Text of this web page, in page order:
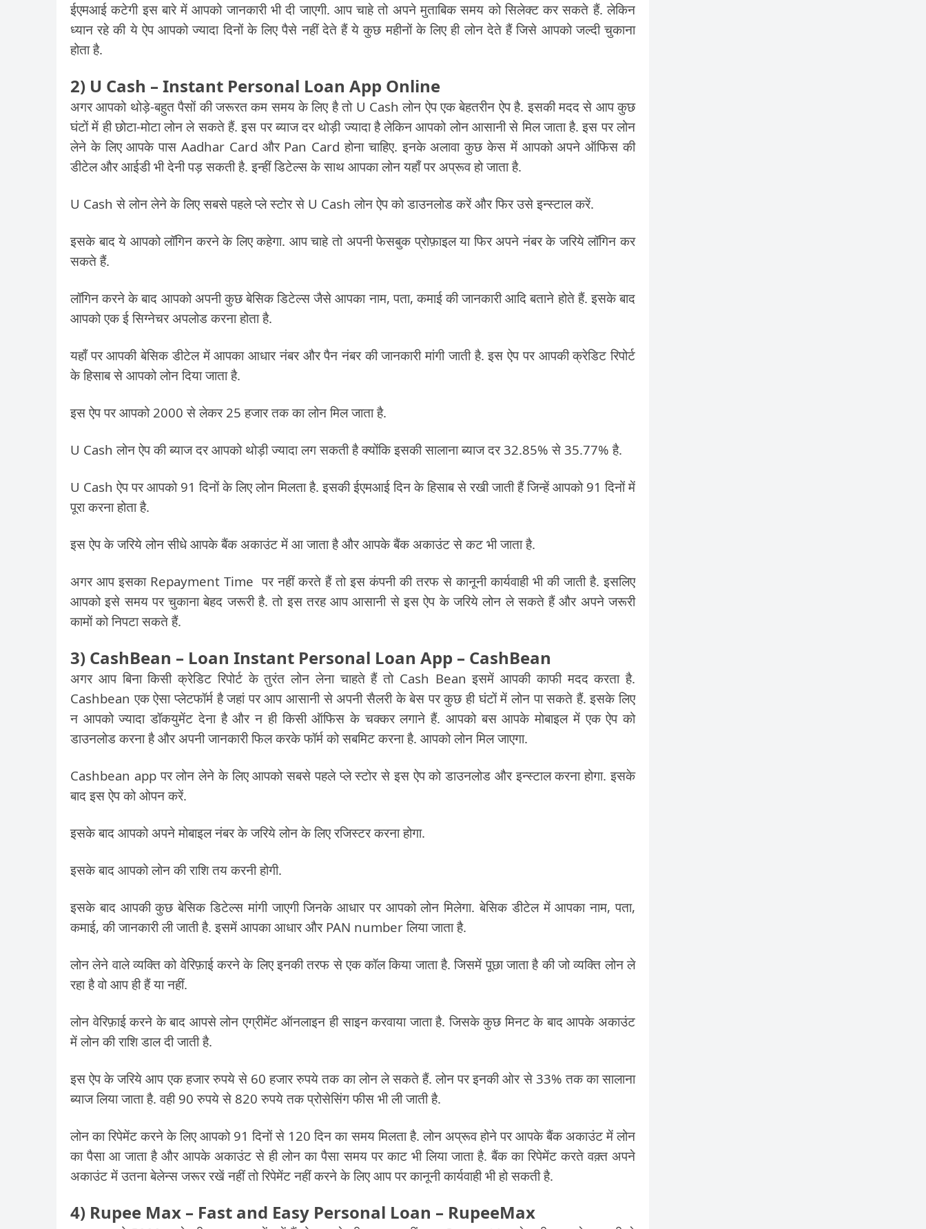
ईएमआई कटेगी इस बारे में आपको जानकारी भी दी जाएगी. आप चाहे तो अपने मुताबिक समय को सिलेक्ट कर सकते हैं. लेकिन
ध्यान रहे की ये ऐप आपको ज्यादा दिनों के लिए पैसे नहीं देते हैं ये कुछ महीनों के लिए ही लोन देते हैं जिसे आपको जल्दी चुकाना
होता है.
2) U Cash – Instant Personal Loan App Online
अगर आपको थोड़े-बहुत पैसों की जरूरत कम समय के लिए है तो U Cash लोन ऐप एक बेहतरीन ऐप है. इसकी मदद से आप कुछ
घंटों में ही छोटा-मोटा लोन ले सकते हैं. इस पर ब्याज दर थोड़ी ज्यादा है लेकिन आपको लोन आसानी से मिल जाता है. इस पर लोन
लेने के लिए आपके पास Aadhar Card और Pan Card होना चाहिए. इनके अलावा कुछ केस में आपको अपने ऑफिस की
डीटेल और आईडी भी देनी पड़ सकती है. इन्हीं डिटेल्स के साथ आपका लोन यहाँ पर अप्रूव हो जाता है.
U Cash से लोन लेने के लिए सबसे पहले प्ले स्टोर से U Cash लोन ऐप को डाउनलोड करें और फिर उसे इन्स्टाल करें.
इसके बाद ये आपको लॉगिन करने के लिए कहेगा. आप चाहे तो अपनी फेसबुक प्रोफ़ाइल या फिर अपने नंबर के जरिये लॉगिन कर
सकते हैं.
लॉगिन करने के बाद आपको अपनी कुछ बेसिक डिटेल्स जैसे आपका नाम, पता, कमाई की जानकारी आदि बताने होते हैं. इसके बाद
आपको एक ई सिग्नेचर अपलोड करना होता है.
यहाँ पर आपकी बेसिक डीटेल में आपका आधार नंबर और पैन नंबर की जानकारी मांगी जाती है. इस ऐप पर आपकी क्रेडिट रिपोर्ट
के हिसाब से आपको लोन दिया जाता है.
इस ऐप पर आपको 2000 से लेकर 25 हजार तक का लोन मिल जाता है.
U Cash लोन ऐप की ब्याज दर आपको थोड़ी ज्यादा लग सकती है क्योंकि इसकी सालाना ब्याज दर 32.85% से 35.77% है.
U Cash ऐप पर आपको 91 दिनों के लिए लोन मिलता है. इसकी ईएमआई दिन के हिसाब से रखी जाती हैं जिन्हें आपको 91 दिनों में
पूरा करना होता है.
इस ऐप के जरिये लोन सीधे आपके बैंक अकाउंट में आ जाता है और आपके बैंक अकाउंट से कट भी जाता है.
अगर आप इसका Repayment Time पर नहीं करते हैं तो इस कंपनी की तरफ से कानूनी कार्यवाही भी की जाती है. इसलिए
आपको इसे समय पर चुकाना बेहद जरूरी है. तो इस तरह आप आसानी से इस ऐप के जरिये लोन ले सकते हैं और अपने जरूरी
कामों को निपटा सकते हैं.
3) CashBean – Loan Instant Personal Loan App – CashBean
अगर आप बिना किसी क्रेडिट रिपोर्ट के तुरंत लोन लेना चाहते हैं तो Cash Bean इसमें आपकी काफी मदद करता है.
Cashbean एक ऐसा प्लेटफॉर्म है जहां पर आप आसानी से अपनी सैलरी के बेस पर कुछ ही घंटों में लोन पा सकते हैं. इसके लिए
न आपको ज्यादा डॉकयुमेंट देना है और न ही किसी ऑफिस के चक्कर लगाने हैं. आपको बस आपके मोबाइल में एक ऐप को
डाउनलोड करना है और अपनी जानकारी फिल करके फॉर्म को सबमिट करना है. आपको लोन मिल जाएगा.
Cashbean app पर लोन लेने के लिए आपको सबसे पहले प्ले स्टोर से इस ऐप को डाउनलोड और इन्स्टाल करना होगा. इसके
बाद इस ऐप को ओपन करें.
इसके बाद आपको अपने मोबाइल नंबर के जरिये लोन के लिए रजिस्टर करना होगा.
इसके बाद आपको लोन की राशि तय करनी होगी.
इसके बाद आपकी कुछ बेसिक डिटेल्स मांगी जाएगी जिनके आधार पर आपको लोन मिलेगा. बेसिक डीटेल में आपका नाम, पता,
कमाई, की जानकारी ली जाती है. इसमें आपका आधार और PAN number लिया जाता है.
लोन लेने वाले व्यक्ति को वेरिफ़ाई करने के लिए इनकी तरफ से एक कॉल किया जाता है. जिसमें पूछा जाता है की जो व्यक्ति लोन ले
रहा है वो आप ही हैं या नहीं.
लोन वेरिफ़ाई करने के बाद आपसे लोन एग्रीमेंट ऑनलाइन ही साइन करवाया जाता है. जिसके कुछ मिनट के बाद आपके अकाउंट
में लोन की राशि डाल दी जाती है.
इस ऐप के जरिये आप एक हजार रुपये से 60 हजार रुपये तक का लोन ले सकते हैं. लोन पर इनकी ओर से 33% तक का सालाना
ब्याज लिया जाता है. वही 90 रुपये से 820 रुपये तक प्रोसेसिंग फीस भी ली जाती है.
लोन का रिपेमेंट करने के लिए आपको 91 दिनों से 120 दिन का समय मिलता है. लोन अप्रूव होने पर आपके बैंक अकाउंट में लोन
का पैसा आ जाता है और आपके अकाउंट से ही लोन का पैसा समय पर काट भी लिया जाता है. बैंक का रिपेमेंट करते वक़्त अपने
अकाउंट में उतना बेलेन्स जरूर रखें नहीं तो रिपेमेंट नहीं करने के लिए आप पर कानूनी कार्यवाही भी हो सकती है.
4) Rupee Max – Fast and Easy Personal Loan – RupeeMax